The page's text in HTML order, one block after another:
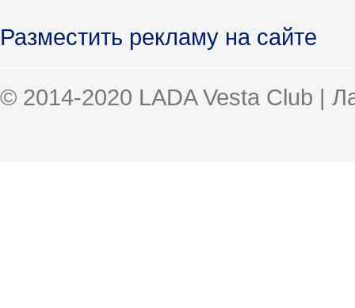
Разместить рекламу на сайте
© 2014-2020 LADA Vesta Club |